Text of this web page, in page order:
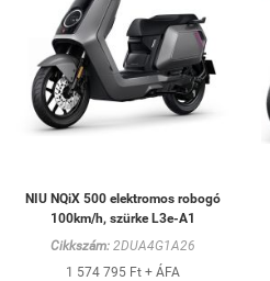
NIU NQiX 500 elektromos robogó
100km/h, szürke L3e-A1
Cikkszám: 2DUA4G1A26
1 574 795 Ft + ÁFA